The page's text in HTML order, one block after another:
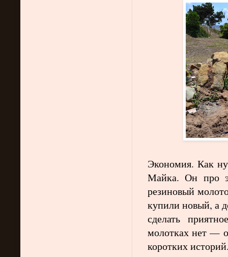
Экономия. Как
Майка. Он про
резиновый
купили новый, а
сделать
молотках нет —
коротких